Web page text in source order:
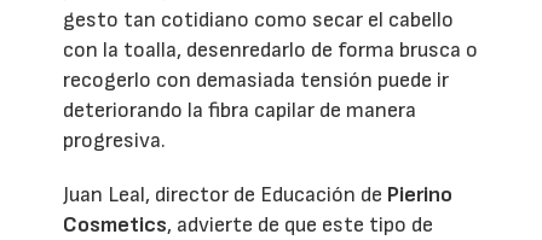
gesto tan cotidiano como secar el cabello
con la toalla, desenredarlo de forma brusca o
recogerlo con demasiada tensión puede ir
deteriorando la fibra capilar de manera
progresiva.
Juan Leal, director de Educación de Pierino
Cosmetics, advierte de que este tipo de